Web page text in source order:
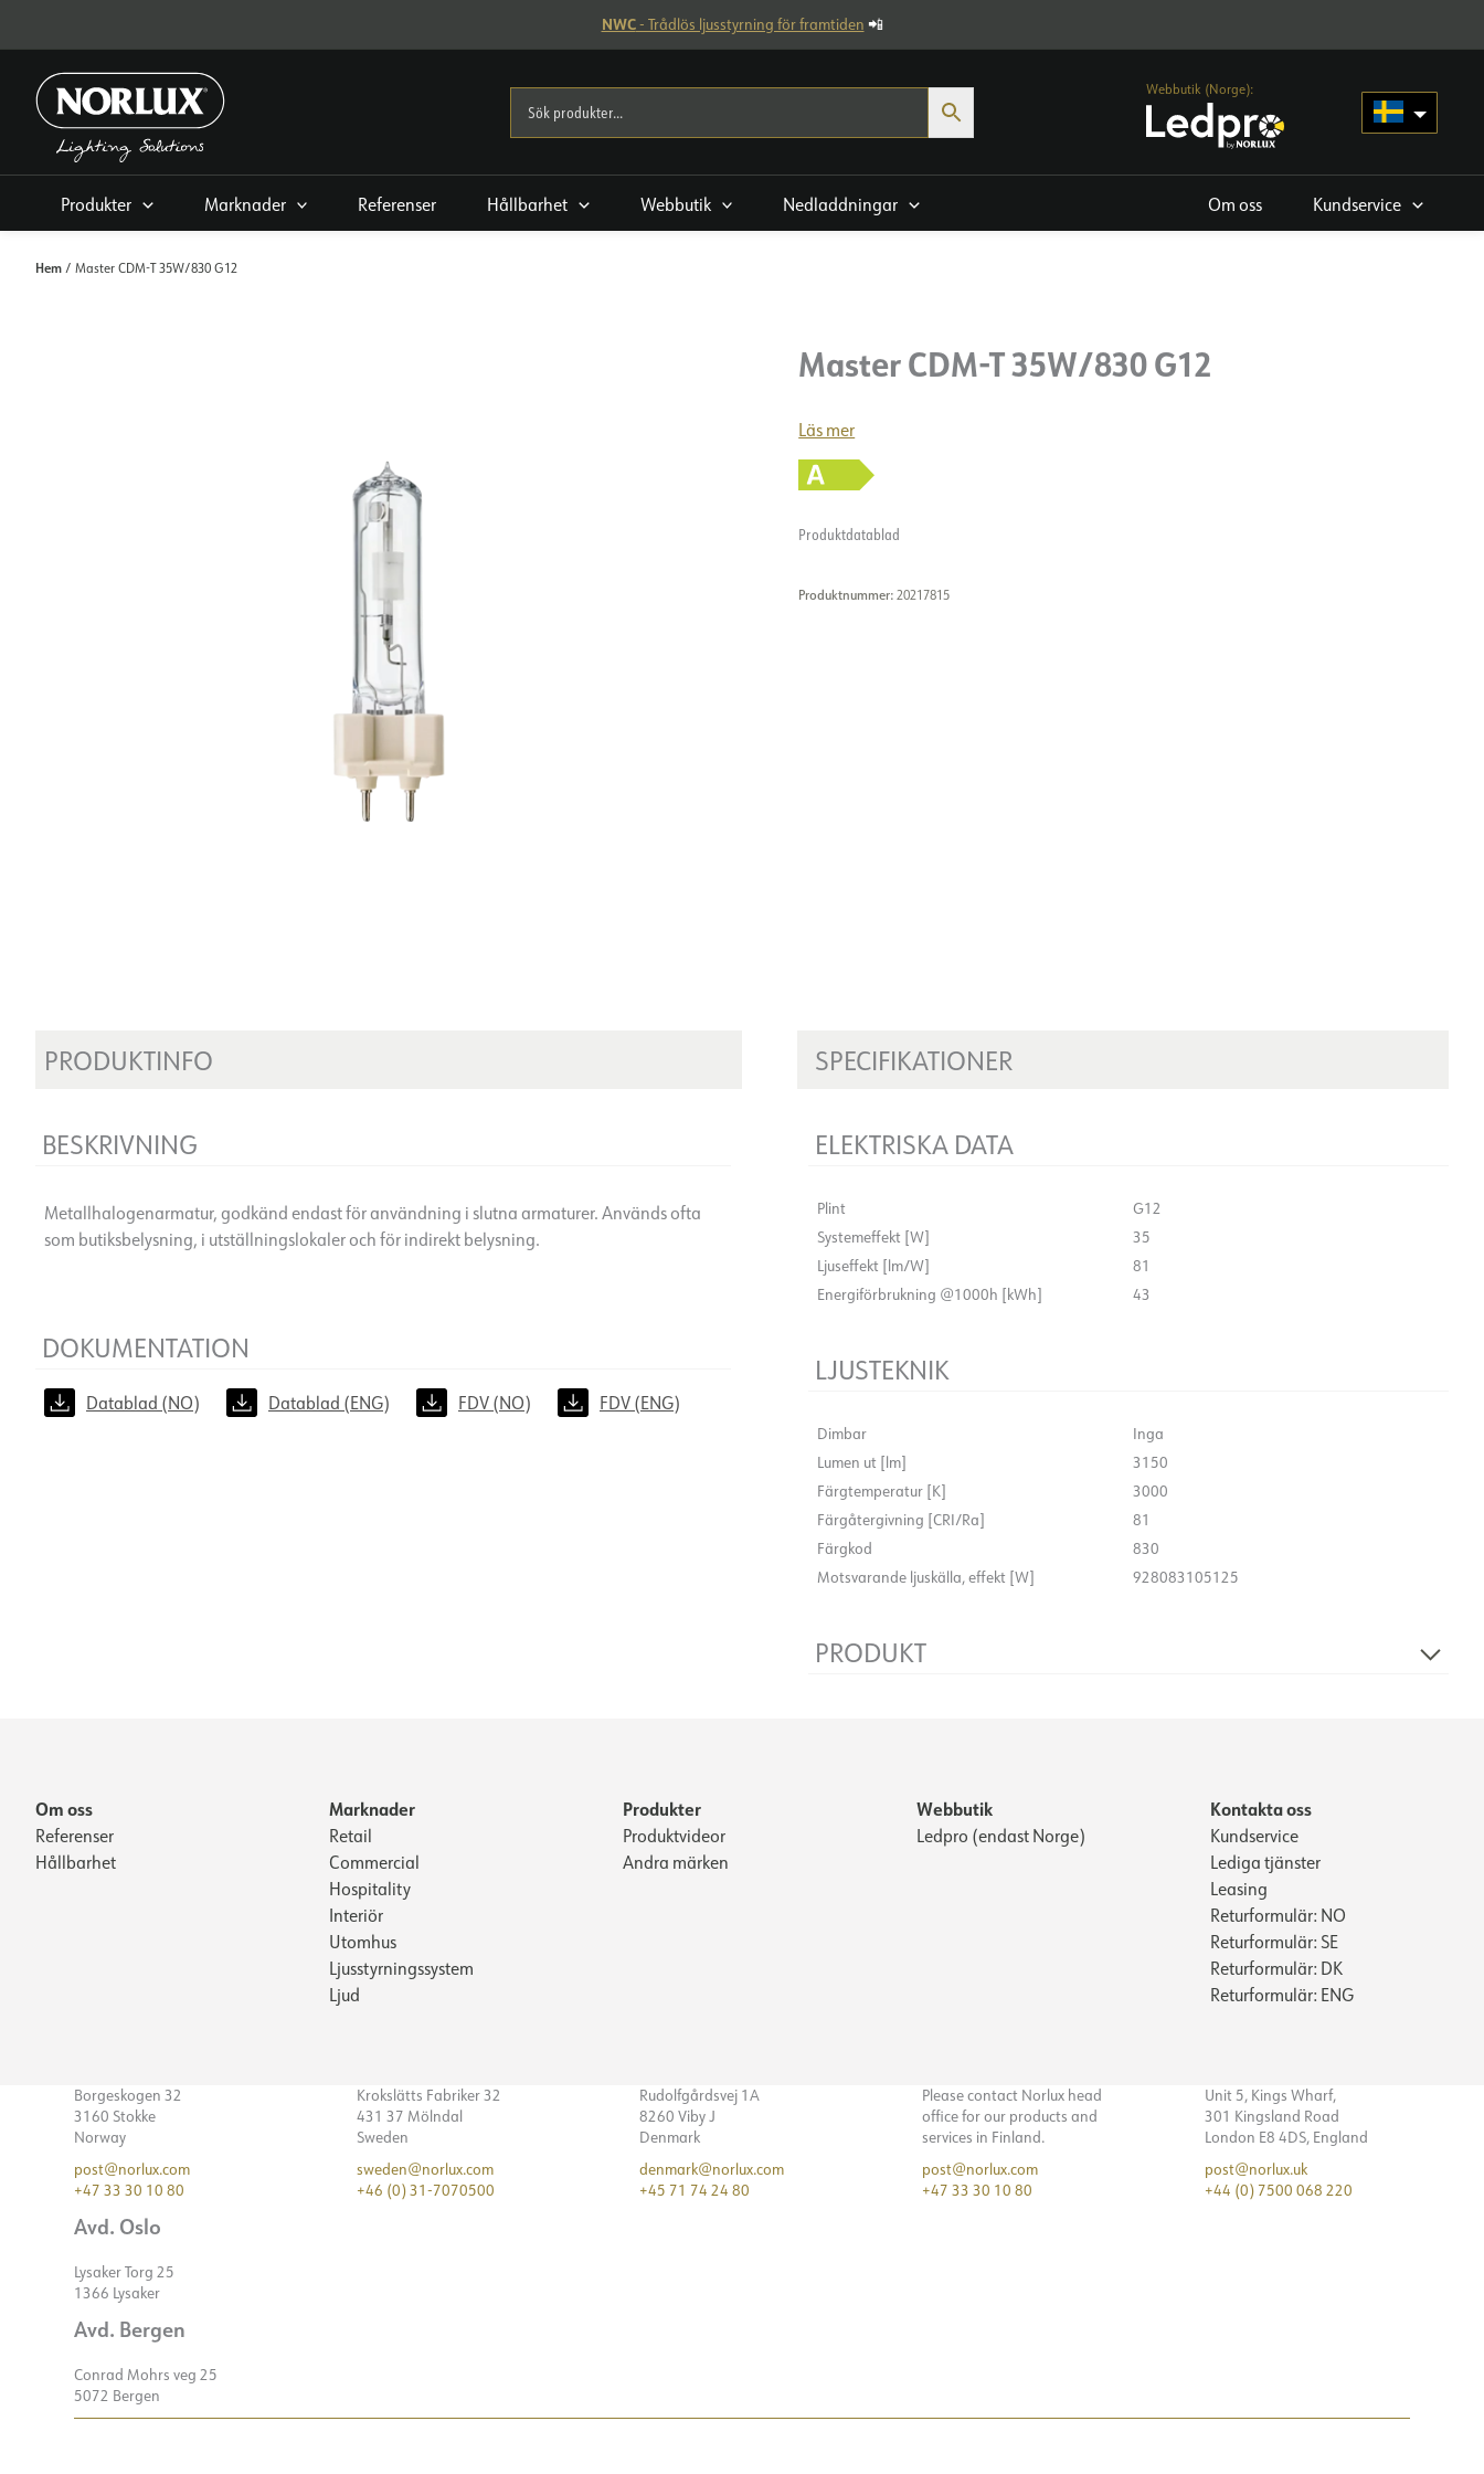
innehållet
NWC- Trådlös ljusstyrning för framtiden 📲
Webbutik (Norge):
Produkter Marknader Referenser Hållbarhet Webbutik Nedladdningar Om oss Kundservice
Hem / Master CDM-T 35W/830 G12
Master CDM-T 35W/830 G12
Läs mer
Produktdatablad
Produktnummer:20217815
PRODUKTINFO
BESKRIVNING
Metallhalogenarmatur, godkänd endast för användning i slutna armaturer. Används ofta
som butiksbelysning, i utställningslokaler och för indirekt belysning.
DOKUMENTATION
Datablad (NO) Datablad (ENG) FDV (NO) FDV (ENG)
SPECIFIKATIONER
ELEKTRISKA DATA
Plint
G12
Systemeffekt [W]
35
Ljuseffekt [lm/W]
81
Energiförbrukning @1000h [kWh]
43
LJUSTEKNIK
Dimbar
Inga
Lumen ut [lm]
3150
Färgtemperatur [K]
3000
Färgåtergivning [CRI/Ra]
81
Färgkod
830
Motsvarande ljuskälla, effekt [W]
928083105125
PRODUKT
Om oss
Referenser
Hållbarhet
Marknader
Retail
Commercial
Hospitality
Interiör
Utomhus
Ljusstyrningssystem
Ljud
Produkter
Produktvideor
Andra märken
Webbutik
Ledpro (endast Norge)
Kontakta oss
Kundservice
Lediga tjänster
Leasing
Returformulär: NO
Returformulär: SE
Returformulär: DK
Returformulär: ENG
Borgeskogen 32
3160 Stokke
Norway
post@norlux.com
+47 33 30 10 80
Avd. Oslo
Lysaker Torg 25
1366 Lysaker
Avd. Bergen
Conrad Mohrs veg 25
5072 Bergen
Krokslätts Fabriker 32
431 37 Mölndal
Sweden
sweden@norlux.com
+46 (0) 31-7070500
Rudolfgårdsvej 1A
8260 Viby J
Denmark
denmark@norlux.com
+45 71 74 24 80
Please contact Norlux head
office for our products and
services in Finland.
post@norlux.com
+47 33 30 10 80
Unit 5, Kings Wharf,
301 Kingsland Road
London E8 4DS, England
post@norlux.uk
+44 (0) 7500 068 220